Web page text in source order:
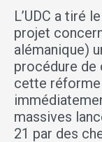
L’UDC a tiré
projet
alémanique)
procédure de
cette réforme
massives
21 par des